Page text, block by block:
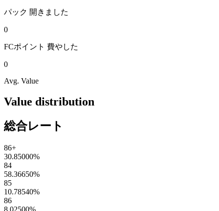
パック 開きました
0
FCポイント 費やした
0
Avg. Value
Value distribution
総合レート
86+
30.85000%
84
58.36650%
85
10.78540%
86
8.02500%